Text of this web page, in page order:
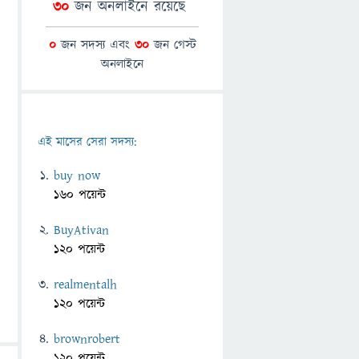
30জন অনলাইনে রয়েছে
0জন সদস্য এবং 30জন গেস্ট
অনলাইনে
এই মাসের সেরা সদস্য:
buy now
160 পয়েন্ট
BuyAtivan
120 পয়েন্ট
realmentalh
120 পয়েন্ট
brownrobert